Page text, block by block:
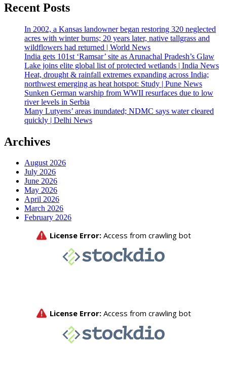
Recent Posts
In 2002, a Kansas landowner began restoring 320 neglected
acres with winter burns; 20 years later, native tallgrass and
wildflowers had returned | World News
India gets 101st ‘Ramsar’ site as Arunachal Pradesh’s Glaw
Lake joins elite global list of protected wetlands | India News
Heat, drought & rainfall extremes expanding across India;
northwest emerging as heat hotspot: Study | Pune News
Sunken German warship from WWII resurfaces due to low
river levels in Serbia
Many Lutyens’ areas inundated; NDMC says water cleared
quickly | Delhi News
Archives
August 2026
July 2026
June 2026
May 2026
April 2026
March 2026
February 2026